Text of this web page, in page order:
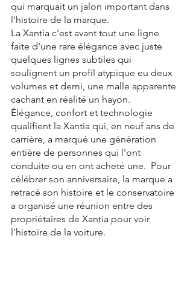
qui marquait un jalon important dans
l'histoire de la marque.
La Xantia c'est avant tout une ligne
faite d'une rare élégance avec juste
quelques lignes subtiles qui
soulignent un profil atypique eu deux
volumes et demi, une malle apparente
cachant en réalité un hayon.
Élégance, confort et technologie
qualifient la Xantia qui, en neuf ans de
carrière, a marqué une génération
entière de personnes qui l'ont
conduite ou en ont acheté une.  Pour
célébrer son anniversaire, la marque a
retracé son histoire et le conservatoire
a organisé une réunion entre des
propriétaires de Xantia pour voir
l'histoire de la voiture.